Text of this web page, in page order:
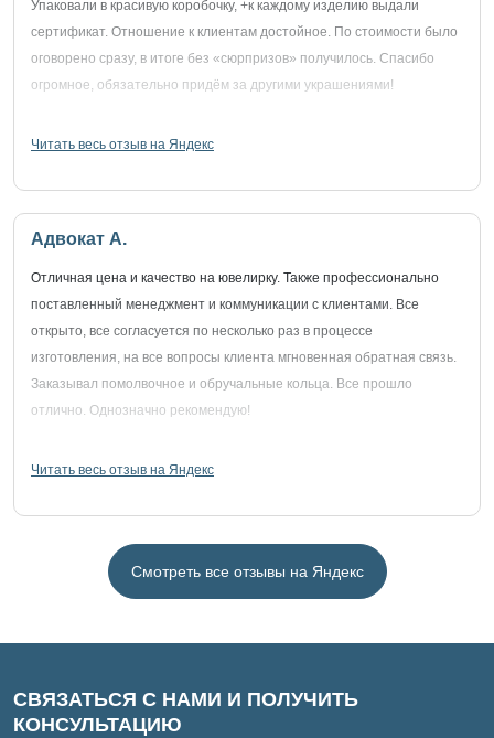
Упаковали в красивую коробочку, +к каждому изделию выдали
сертификат. Отношение к клиентам достойное. По стоимости было
оговорено сразу, в итоге без «сюрпризов» получилось. Спасибо
огромное, обязательно придём за другими украшениями!
Читать весь отзыв на Яндекс
Адвокат А.
Отличная цена и качество на ювелирку. Также профессионально
поставленный менеджмент и коммуникации с клиентами. Все
открыто, все согласуется по несколько раз в процессе
изготовления, на все вопросы клиента мгновенная обратная связь.
Заказывал помолвочное и обручальные кольца. Все прошло
отлично. Однозначно рекомендую!
Читать весь отзыв на Яндекс
Смотреть все отзывы на Яндекс
СВЯЗАТЬСЯ С НАМИ И ПОЛУЧИТЬ
КОНСУЛЬТАЦИЮ